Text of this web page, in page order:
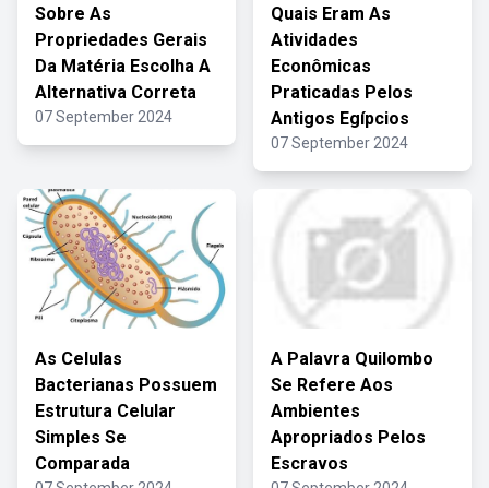
Sobre As
Propriedades Gerais
Da Matéria Escolha A
Alternativa Correta
07 September 2024
Quais Eram As
Atividades
Econômicas
Praticadas Pelos
Antigos Egípcios
07 September 2024
As Celulas
Bacterianas Possuem
Estrutura Celular
Simples Se
Comparada
A Palavra Quilombo
Se Refere Aos
Ambientes
Apropriados Pelos
Escravos